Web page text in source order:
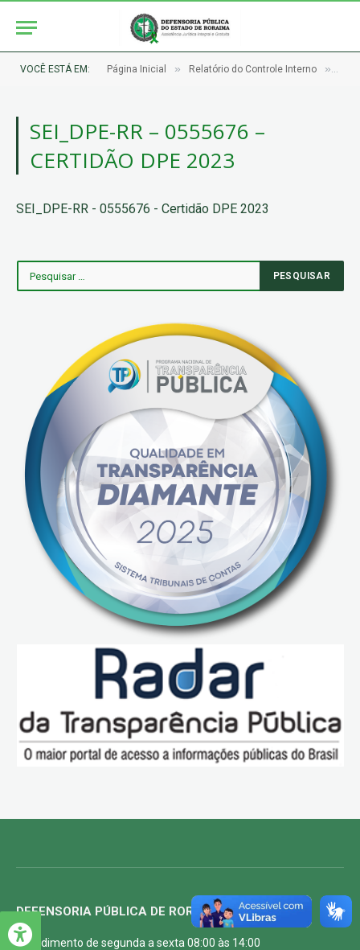
VOCÊ ESTÁ EM: Página Inicial » Relatório do Controle Interno »
SEI_DPE-RR – 0555676 –
CERTIDÃO DPE 2023
SEI_DPE-RR - 0555676 - Certidão DPE 2023
DEFENSORIA PÚBLICA DE RORAIMA
Atendimento de segunda a sexta 08:00 às 14:00